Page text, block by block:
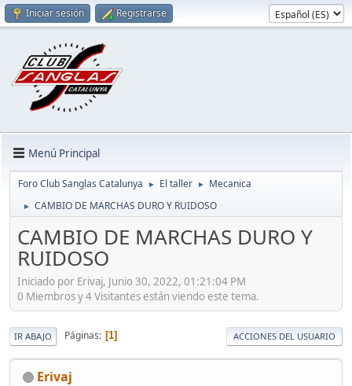
Iniciar sesión Registrarse
Menú Principal
Foro Club Sanglas Catalunya ► El taller ► Mecanica
► CAMBIO DE MARCHAS DURO Y RUIDOSO
CAMBIO DE MARCHAS DURO Y
RUIDOSO
Iniciado por Erivaj, Junio 30, 2022, 01:21:04 PM
0 Miembros y 4 Visitantes están viendo este tema.
IR ABAJO Páginas 1 ACCIONES DEL USUARIO
Erivaj